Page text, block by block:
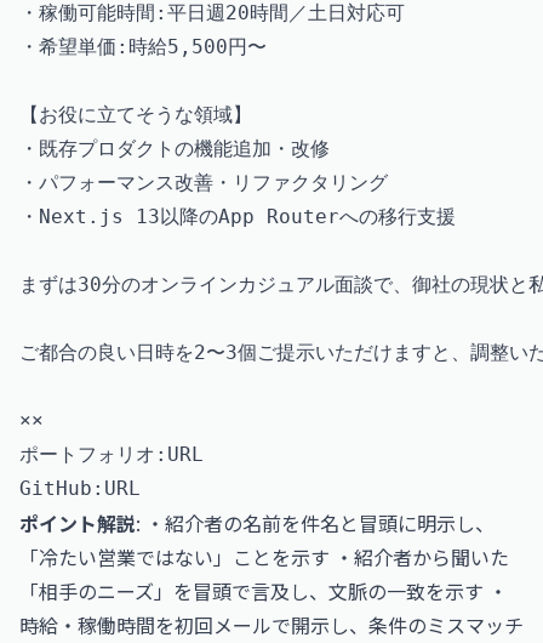
・稼働可能時間:平日週20時間／土日対応可
・希望単価:時給5,500円〜
【お役に立てそうな領域】
・既存プロダクトの機能追加・改修
・パフォーマンス改善・リファクタリング
・Next.js 13以降のApp Routerへの移行支援
まずは30分のオンラインカジュアル面談で、御社の現状
ご都合の良い日時を2〜3個ご提示いただけますと、調整い
××
ポートフォリオ:URL
ポイント解説: ・紹介者の名前を件名と冒頭に明示し、
「冷たい営業ではない」ことを示す ・紹介者から聞いた
「相手のニーズ」を冒頭で言及し、文脈の一致を示す ・
時給・稼働時間を初回メールで開示し、条件のミスマッチ